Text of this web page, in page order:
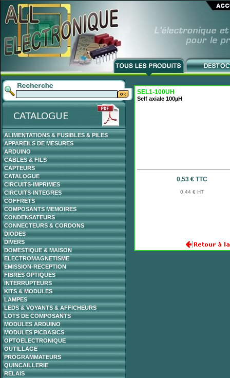
ALIMENTATIONS & FUSIBLES & PILES
APPAREILS DE MESURES
ARDUINO
CABLES & FILS
CAPTEURS
CATALOGUE
CIRCUITS-IMPRIMES
CIRCUITS-INTEGRES
COFFRETS
COMPOSANTS MEMOIRES
CONDENSATEURS
CONNECTEURS & CORDONS
DIODES
DIVERS
DOMESTIQUE & MAISON
ELECTROMAGNETISME
EMISSION-RECEPTION
FIBRES OPTIQUES
INTERRUPTEURS
KITS & MODULES
LAMPES
LEDS & VOYANTS & AFFICHEURS
LOTS DE COMPOSANTS
MODULES ARDUINO
MODULES PICBASICS
OPTOELECTRONIQUE
OUTILLAGE
PROGRAMMATEURS
QUINCAILLERIE
RELAIS
SEL1-100UH
Self axiale 100µH
0,53 € TTC
0,44 € HT